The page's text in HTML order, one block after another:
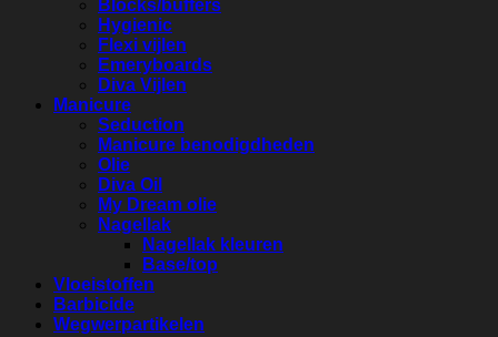
Blocks/buffers
Hygienic
Flexi vijlen
Emeryboards
Diva Vijlen
Manicure
Seduction
Manicure benodigdheden
Olie
Diva Oil
My Dream olie
Nagellak
Nagellak kleuren
Base/top
Vloeistoffen
Barbicide
Wegwerpartikelen